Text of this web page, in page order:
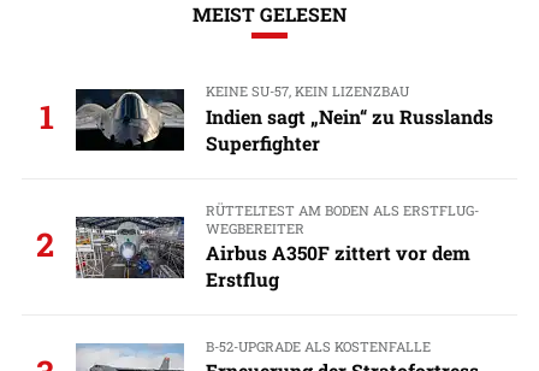
MEIST GELESEN
1
KEINE SU-57, KEIN LIZENZBAU
Indien sagt „Nein“ zu Russlands
Superfighter
2
RÜTTELTEST AM BODEN ALS ERSTFLUG-
WEGBEREITER
Airbus A350F zittert vor dem
Erstflug
B-52-UPGRADE ALS KOSTENFALLE